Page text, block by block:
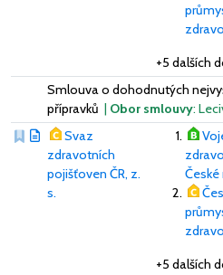
+5 dalších
Smlouva o dohodnutých
přípravků | Obor smlouvy:
Svaz
zdravotních
pojišťoven ČR, z.
s.
České
+5 dalších